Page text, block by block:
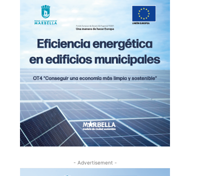
- Advertisement -